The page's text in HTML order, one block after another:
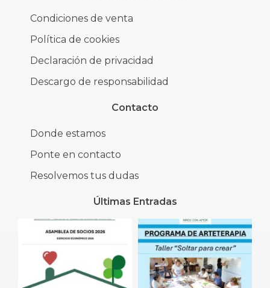
Condiciones de venta
Política de cookies
Declaración de privacidad
Descargo de responsabilidad
Contacto
Donde estamos
Ponte en contacto
Resolvemos tus dudas
Últimas Entradas